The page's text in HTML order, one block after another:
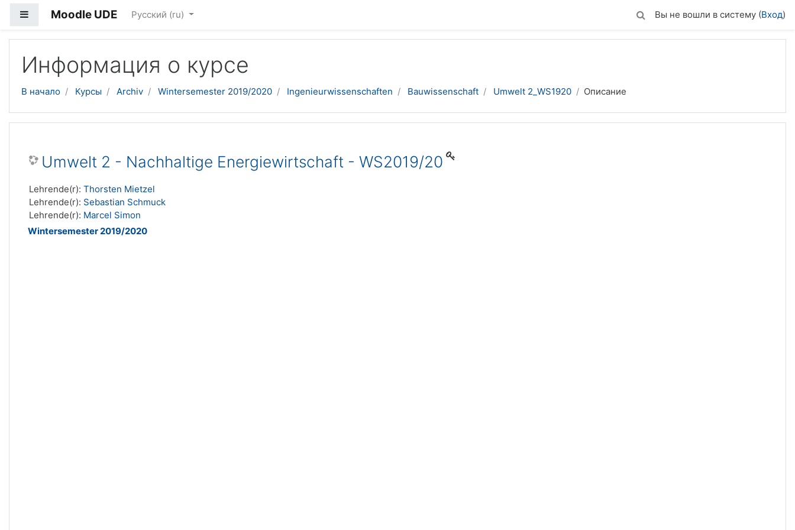
Боковая панель
Moodle UDE Русский ‎(ru)‎ Вы не вошли в систему (Вход)
Информация о курсе
В начало Курсы Archiv Wintersemester 2019/2020 Ingenieurwissenschaften Bauwissenschaft Umwelt 2_WS1920 Описание
Umwelt 2 - Nachhaltige Energiewirtschaft - WS2019/20
Lehrende(r): Thorsten Mietzel
Lehrende(r): Sebastian Schmuck
Lehrende(r): Marcel Simon
Wintersemester 2019/2020